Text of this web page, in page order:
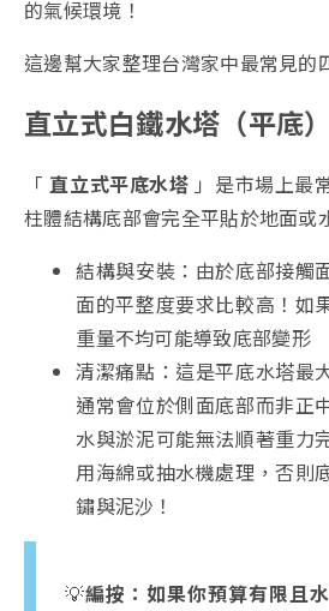
的氣候環境！
這邊幫大家整理台灣家中最常見的
直立式白鐵水塔（平底）
「直立式平底水塔 」是市場上最
柱體結構底部會完全平貼於地面或
結構與安裝：由於底部接觸
面的平整度要求比較高！如
重量不均可能導致底部變形
清潔痛點：這是平底水塔最
通常會位於側面底部而非正
水與淤泥可能無法順著重力
用海綿或抽水機處理，否則
鏽與泥沙！
💡編按：如果你預算有限且